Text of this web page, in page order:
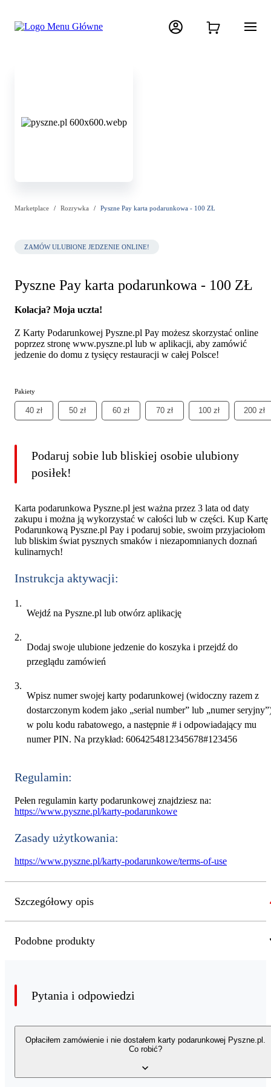
Marketplace Rozrywka Pyszne Pay karta podarunkowa - 100 ZŁ
ZAMÓW ULUBIONE JEDZENIE ONLINE!
Pyszne Pay karta podarunkowa - 100 ZŁ
Kolacja? Moja uczta!
Z Karty Podarunkowej Pyszne.pl Pay możesz skorzystać online
poprzez stronę www.pyszne.pl lub w aplikacji, aby zamówić
jedzenie do domu z tysięcy restauracji w całej Polsce!
Pakiety
40 zł 50 zł 60 zł 70 zł 100 zł 200 zł
Podaruj sobie lub bliskiej osobie ulubiony
posiłek!
Karta podarunkowa Pyszne.pl jest ważna przez 3 lata od daty
zakupu i można ją wykorzystać w całości lub w części. Kup Kartę
Podarunkową Pyszne.pl Pay i podaruj sobie, swoim przyjaciołom
lub bliskim świat pysznych smaków i niezapomnianych doznań
kulinarnych!
Instrukcja aktywacji:
Wejdź na Pyszne.pl lub otwórz aplikację
Dodaj swoje ulubione jedzenie do koszyka i przejdź do
przeglądu zamówień
Wpisz numer swojej karty podarunkowej (widoczny razem z
dostarczonym kodem jako „serial number” lub „numer
w polu kodu rabatowego, a następnie # i odpowiadający mu
numer PIN. Na przykład: 6064254812345678#123456
Regulamin:
Pełen regulamin karty podarunkowej znajdziesz na:
https://www.pyszne.pl/karty-podarunkowe
Zasady użytkowania:
https://www.pyszne.pl/karty-podarunkowe/terms-of-use
Szczegółowy opis
Podobne produkty
Pytania i odpowiedzi
Opłaciłem zamówienie i nie dostałem karty podarunkowej Pyszne.pl.
Co robić?